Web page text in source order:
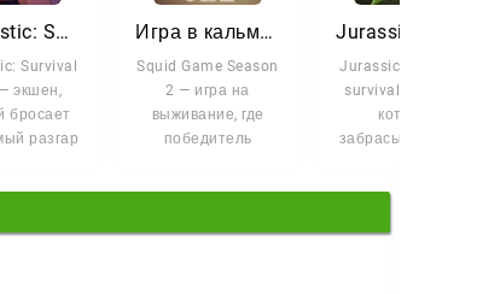
Zombastic: Survival Game
Survival
экшен,
бросает
разгар
Игра в кальмаров 2 сезон
Squid Game Season
2 — игра на
выживание, где
победитель
Jurassic Survival —
survival MMORPG,
которая
забрасывает вас в